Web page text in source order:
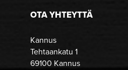
OTA YHTEYTTÄ
Kannus
Tehtaankatu 1
69100 Kannus